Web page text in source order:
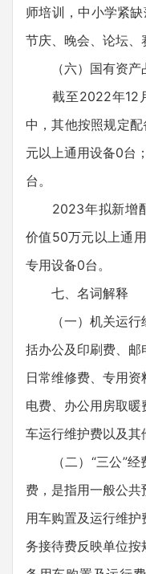
师培训，中小学紧
节庆、晚会、论坛、
（六）国有资产
截至2022年12月
中，其他按照规定
元以上通用设备0台
台。
2023年拟新增配
价值50万元以上通
专用设备0台。
七、名词解释
（一）机关运行
括办公及印刷费、邮
日常维修费、专用
电费、办公用房取
车运行维护费以及其
（二）“三公”经
费，是指用一般公
用车购置及运行维
务接待费反映单位